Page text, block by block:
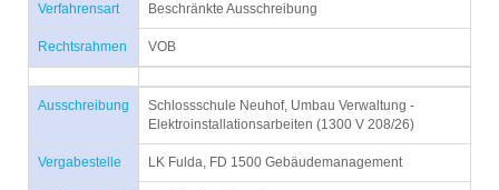
Verfahrensart Beschränkte Ausschreibung
Rechtsrahmen VOB
Ausschreibung
Schlossschule Neuhof, Umbau Verwaltung -
Elektroinstallationsarbeiten (1300 V 208/26)
Vergabestelle LK Fulda, FD 1500 Gebäudemanagement